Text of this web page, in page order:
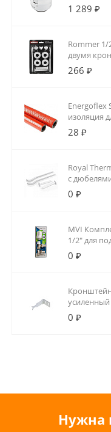
1 289 ₽
Rommer
двумя
266 ₽
Energoflex
изоляция
28 ₽
Royal
с
0 ₽
MVI
1/2" для
0 ₽
усиленный
0 ₽
Нужна